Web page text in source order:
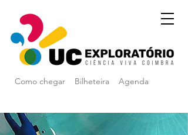
Como chegar Agenda
Bilheteira